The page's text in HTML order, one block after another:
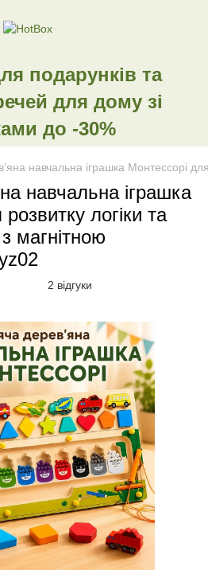
подарунків та
для дому зі
до -30%
навчальна іграшка Монтессорі
навчальна іграшка
логіки та
магнітною
2 відгуки